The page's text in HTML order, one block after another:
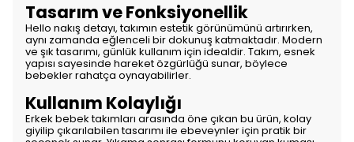
Tasarım ve Fonksiyonellik
Hello nakış detayı, takımın estetik görünümünü artırırken,
aynı zamanda eğlenceli bir dokunuş katmaktadır. Modern
ve şık tasarımı, günlük kullanım için idealdir. Takım, esnek
yapısı sayesinde hareket özgürlüğü sunar, böylece
bebekler rahatça oynayabilirler.
Kullanım Kolaylığı
Erkek bebek takımları arasında öne çıkan bu ürün, kolay
giyilip çıkarılabilen tasarımı ile ebeveynler için pratik bir